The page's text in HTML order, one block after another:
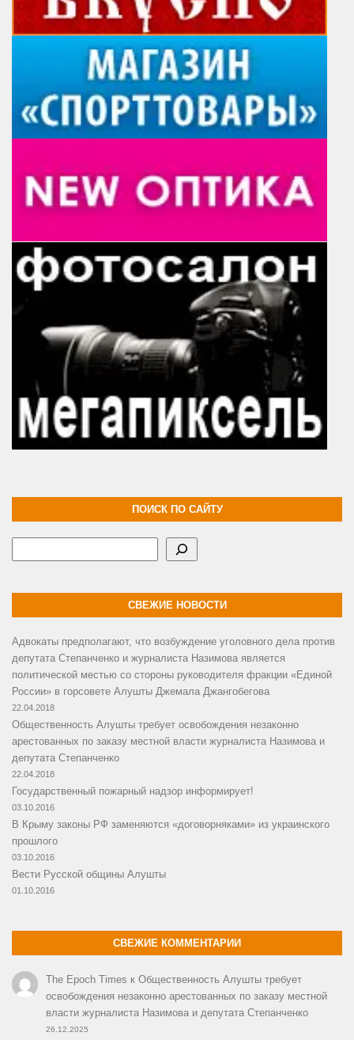
ПОИСК ПО САЙТУ
СВЕЖИЕ НОВОСТИ
Адвокаты предполагают, что возбуждение уголовного дела против
депутата Степанченко и журналиста Назимова является
политической местью со стороны руководителя фракции «Единой
России» в горсовете Алушты Джемала Джангобегова
22.04.2018
Общественность Алушты требует освобождения незаконно
арестованных по заказу местной власти журналиста Назимова и
депутата Степанченко
22.04.2018
Государственный пожарный надзор информирует!
03.10.2016
В Крыму законы РФ заменяются «договорняками» из украинского
прошлого
03.10.2016
Вести Русской общины Алушты
01.10.2016
СВЕЖИЕ КОММЕНТАРИИ
The Epoch Times к Общественность Алушты требует
освобождения незаконно арестованных по заказу местной
власти журналиста Назимова и депутата Степанченко
26.12.2025